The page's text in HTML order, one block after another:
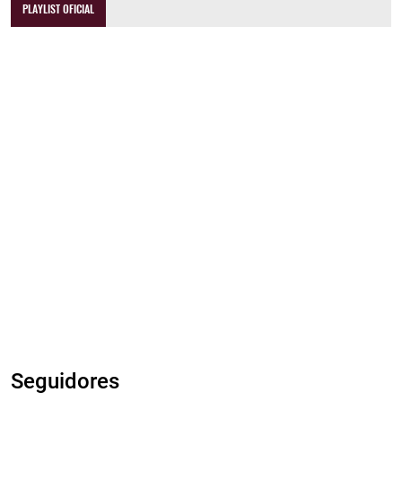
PLAYLIST OFICIAL
Seguidores